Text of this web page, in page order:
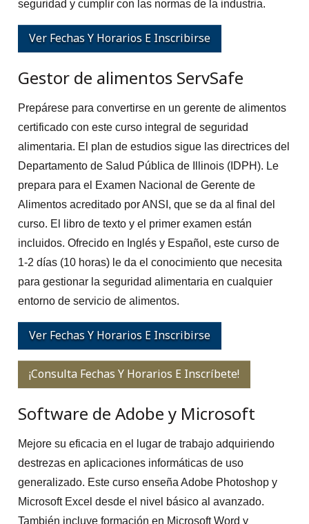
seguridad y cumplir con las normas de la industria.
Ver Fechas Y Horarios E Inscribirse
Gestor de alimentos ServSafe
Prepárese para convertirse en un gerente de alimentos
certificado con este curso integral de seguridad
alimentaria. El plan de estudios sigue las directrices del
Departamento de Salud Pública de Illinois (IDPH). Le
prepara para el Examen Nacional de Gerente de
Alimentos acreditado por ANSI, que se da al final del
curso. El libro de texto y el primer examen están
incluidos. Ofrecido en Inglés y Español, este curso de
1-2 días (10 horas) le da el conocimiento que necesita
para gestionar la seguridad alimentaria en cualquier
entorno de servicio de alimentos.
Ver Fechas Y Horarios E Inscribirse
¡Consulta Fechas Y Horarios E Inscríbete!
Software de Adobe y Microsoft
Mejore su eficacia en el lugar de trabajo adquiriendo
destrezas en aplicaciones informáticas de uso
generalizado. Este curso enseña Adobe Photoshop y
Microsoft Excel desde el nivel básico al avanzado.
También incluye formación en Microsoft Word y